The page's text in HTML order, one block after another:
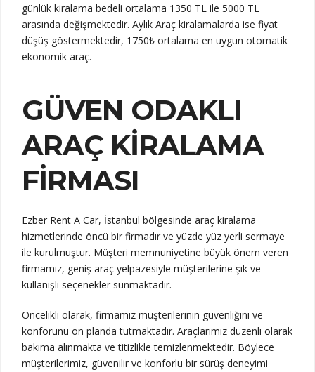
günlük kiralama bedeli ortalama 1350 TL ile 5000 TL
arasında değişmektedir. Aylık Araç kiralamalarda ise fiyat
düşüş göstermektedir, 1750₺ ortalama en uygun otomatik
ekonomik araç.
GÜVEN ODAKLI
ARAÇ KIRALAMA
FIRMASI
Ezber Rent A Car, İstanbul bölgesinde araç kiralama
hizmetlerinde öncü bir firmadır ve yüzde yüz yerli sermaye
ile kurulmuştur. Müşteri memnuniyetine büyük önem veren
firmamız, geniş araç yelpazesiyle müşterilerine şık ve
kullanışlı seçenekler sunmaktadır.
Öncelikli olarak, firmamız müşterilerinin güvenliğini ve
konforunu ön planda tutmaktadır. Araçlarımız düzenli olarak
bakıma alınmakta ve titizlikle temizlenmektedir. Böylece
müşterilerimiz, güvenilir ve konforlu bir sürüş deneyimi